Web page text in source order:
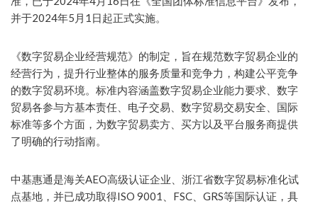
并于2024年5月1日起正式实施。
《数字贸易企业经营规范》的制定，旨在规范数字贸易企业的
经营行为，提升行业整体的服务质量和竞争力，构建公平竞争
的数字贸易环境。标准内容涵盖数字贸易企业能力要求、数字
贸易各参与方基本责任、电子交易、数字贸易交易安全、国际
标准等多个方面，为数字贸易卖方、买方以及平台服务商提供
了明确的行动指南。
中基惠通是海关AEO高级认证企业、浙江省数字贸易标准化试
点基地，并已成功取得ISO 9001、FSC、GRS等国际认证，具